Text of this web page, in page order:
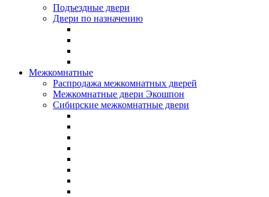
Подъездные двери
Двери по назначению
Межкомнатные
Распродажа межкомнатных дверей
Межкомнатные двери Экошпон
Сибирские межкомнатные двери